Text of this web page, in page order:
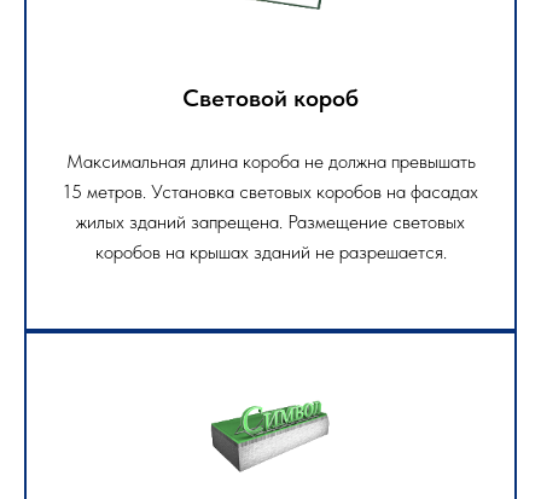
Световой короб
Максимальная длина короба не должна превышать
15 метров. Установка световых коробов на фасадах
жилых зданий запрещена. Размещение световых
коробов на крышах зданий не разрешается.